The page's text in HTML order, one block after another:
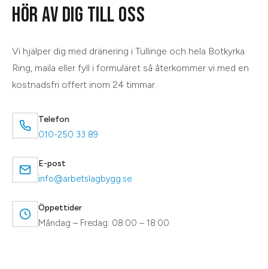
HÖR AV DIG TILL OSS
Vi hjälper dig med dränering i Tullinge och hela Botkyrka.
Ring, maila eller fyll i formuläret så återkommer vi med en
kostnadsfri offert inom 24 timmar.
Telefon
010-250 33 89
E-post
info@arbetslagbygg.se
Öppettider
Måndag – Fredag: 08:00 – 18:00